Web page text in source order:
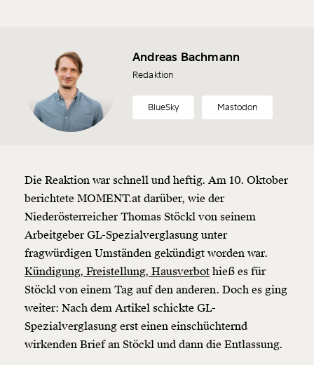
Andreas Bachmann
Redaktion
BlueSky Mastodon
Die Reaktion war schnell und heftig. Am 10. Oktober
berichtete MOMENT.at darüber, wie der
Niederösterreicher Thomas Stöckl von seinem
Arbeitgeber GL-Spezialverglasung unter
fragwürdigen Umständen gekündigt worden war.
Kündigung, Freistellung, Hausverbot hieß es für
Stöckl von einem Tag auf den anderen. Doch es ging
weiter: Nach dem Artikel schickte GL-
Spezialverglasung erst einen einschüchternd
wirkenden Brief an Stöckl und dann die Entlassung.